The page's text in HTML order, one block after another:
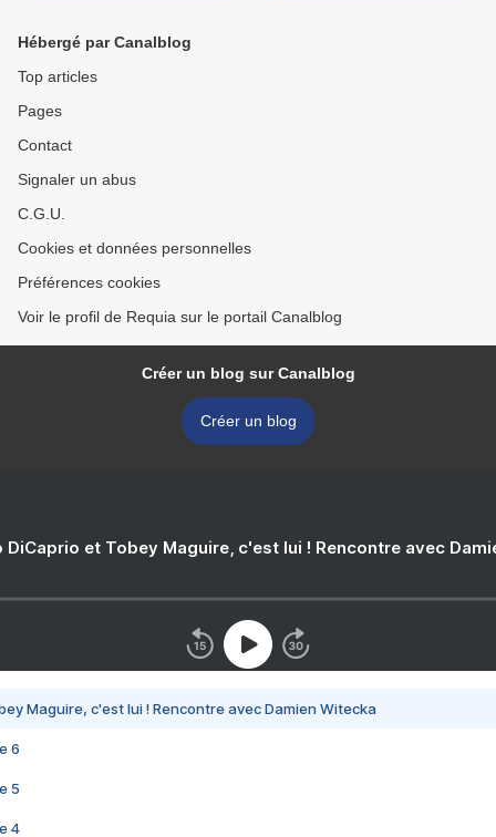
Hébergé par Canalblog
Top articles
Pages
Contact
Signaler un abus
C.G.U.
Cookies et données personnelles
Préférences cookies
Voir le profil de Requia sur le portail Canalblog
Créer un blog sur Canalblog
Créer un blog
DiCaprio et Tobey Maguire, c'est lui ! Rencontre avec
Maguire, c'est lui ! Rencontre avec Damien Witecka
6
5
4